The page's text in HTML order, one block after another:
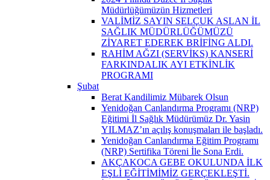
Müdürlüğümüzün Hizmetleri
VALİMİZ SAYIN SELÇUK ASLAN İL
SAĞLIK MÜDÜRLÜĞÜMÜZÜ
ZİYARET EDEREK BRİFİNG ALDI.
RAHİM AĞZI (SERVİKS) KANSERİ
FARKINDALIK AYI ETKİNLİK
PROGRAMI
Şubat
Berat Kandilimiz Mübarek Olsun
Yenidoğan Canlandırma Programı (NRP)
Eğitimi İl Sağlık Müdürümüz Dr. Yasin
YILMAZ’ın açılış konuşmaları ile başladı.
Yenidoğan Canlandırma Eğitim Programı
(NRP) Sertifika Töreni İle Sona Erdi.
AKÇAKOCA GEBE OKULUNDA İLK
EŞLİ EĞİTİMİMİZ GERÇEKLEŞTİ.